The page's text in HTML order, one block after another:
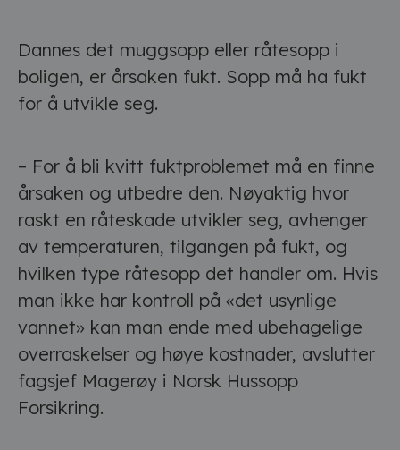
Dannes det muggsopp eller råtesopp i
boligen, er årsaken fukt. Sopp må ha fukt
for å utvikle seg.
– For å bli kvitt fuktproblemet må en finne
årsaken og utbedre den. Nøyaktig hvor
raskt en råteskade utvikler seg, avhenger
av temperaturen, tilgangen på fukt, og
hvilken type råtesopp det handler om. Hvis
man ikke har kontroll på «det usynlige
vannet» kan man ende med ubehagelige
overraskelser og høye kostnader, avslutter
fagsjef Magerøy i Norsk Hussopp
Forsikring.